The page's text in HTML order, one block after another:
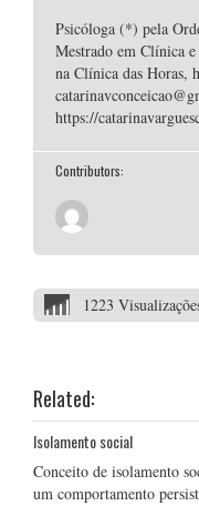
Psicóloga (*) pela
Mestrado em Clínica
na Clínica das Horas,
https://
Contributors:
1223
Related:
Isolamento social
Conceito de isolamento
um comportamento